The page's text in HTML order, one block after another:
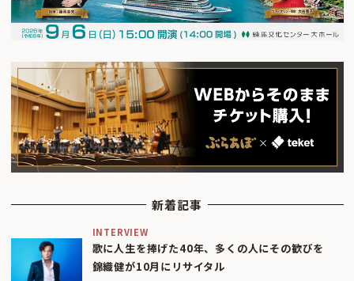
新着記事
INTERVIEW
歌に人生を捧げた40年、多くの人にその歓びを
錦織健が10月にリサイタル